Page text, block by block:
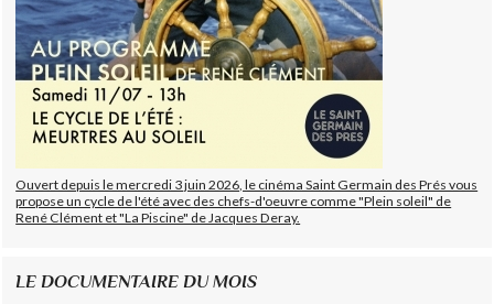
Ouvert depuis le mercredi 3 juin 2026, le cinéma Saint Germain des Prés vous
propose un cycle de l'été avec des chefs-d'oeuvre comme "Plein soleil" de
René Clément et "La Piscine" de Jacques Deray.
LE DOCUMENTAIRE DU MOIS